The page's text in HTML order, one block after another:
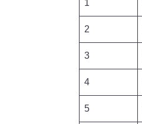
1
2
3
4
5